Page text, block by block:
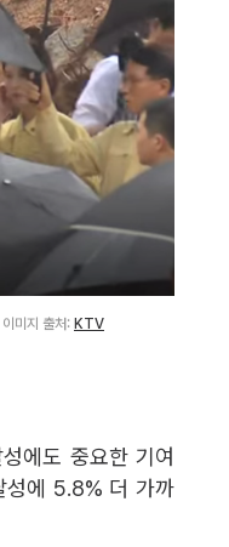
미지 출처: KTV
에도 중요한 기여
성에 5.8% 더 가까